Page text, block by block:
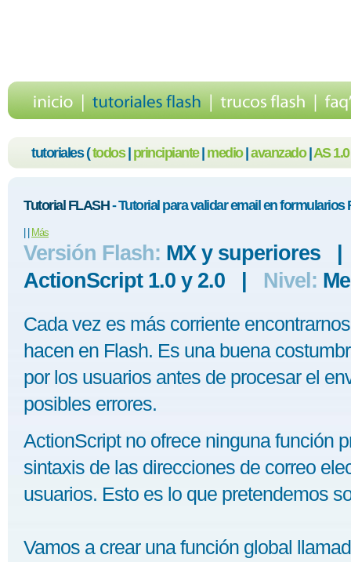
tutoriales (todos| principiante| medio| avanzado| AS 1.0
Tutorial FLASH- Tutorial para validar email en formularios
Más
Versión Flash: MX y superiores
ActionScript 1.0 y 2.0 | Nivel:
Cada vez es más corriente
hacen en Flash. Es una buena
por los usuarios antes de procesar el
posibles errores.
ActionScript no ofrece ninguna función
sintaxis de las direcciones de correo
usuarios. Esto es lo que pretendemos
Vamos a crear una función global